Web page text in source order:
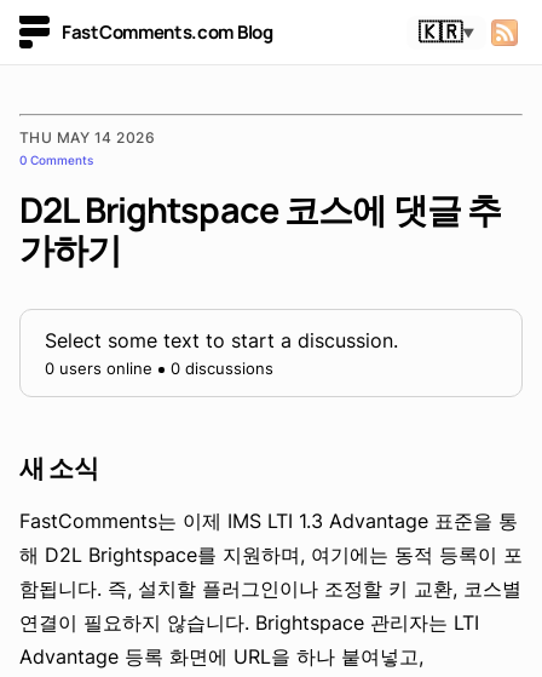
FastComments.com Blog 🇰🇷▼
THU MAY 14 2026
0 Comments
D2L Brightspace 코스에 댓글 추
가하기
Select some text to start a discussion.
0 users online 0 discussions
새 소식
FastComments는 이제 IMS LTI 1.3 Advantage 표준을 통
해 D2L Brightspace를 지원하며, 여기에는 동적 등록이 포
함됩니다. 즉, 설치할 플러그인이나 조정할 키 교환, 코스별
연결이 필요하지 않습니다. Brightspace 관리자는 LTI
Advantage 등록 화면에 URL을 하나 붙여넣고,